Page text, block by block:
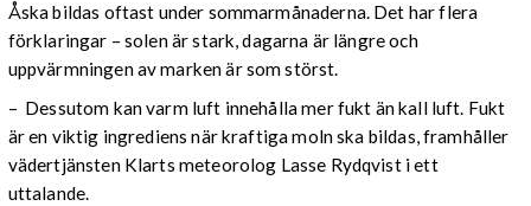
Åska bildas oftast under sommarmånaderna. Det har flera
förklaringar – solen är stark, dagarna är längre och
uppvärmningen av marken är som störst.
– Dessutom kan varm luft innehålla mer fukt än kall luft. Fukt
är en viktig ingrediens när kraftiga moln ska bildas, framhåller
vädertjänsten Klarts meteorolog Lasse Rydqvist i ett
uttalande.